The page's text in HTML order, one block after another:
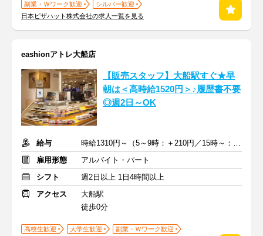
副業・Ｗワーク歓迎
シルバー歓迎
日本ピザハット株式会社の求人一覧を見る
eashionアトレ大船店
【販売スタッフ】大船駅すぐ★早
朝は＜高時給1520円＞♪履歴書不要
◎週2日～OK
給与
時給1310円～（5～9時：＋210円／15時～：＋100円）+交通費支給
雇用形態
アルバイト・パート
シフト
週2日以上 1日4時間以上
アクセス
大船駅
徒歩0分
高校生歓迎 大学生歓迎
副業・Ｗワーク歓迎